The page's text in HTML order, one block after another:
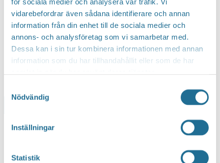
vidarebefordrar även sådana identifierare och annan
information från din enhet till de sociala medier och
annons- och analysföretag som vi samarbetar med.
Dessa kan i sin tur kombinera informationen med annan
information som du har tillhandahållit eller som de har
Nödvändig
Inställningar
Statistik